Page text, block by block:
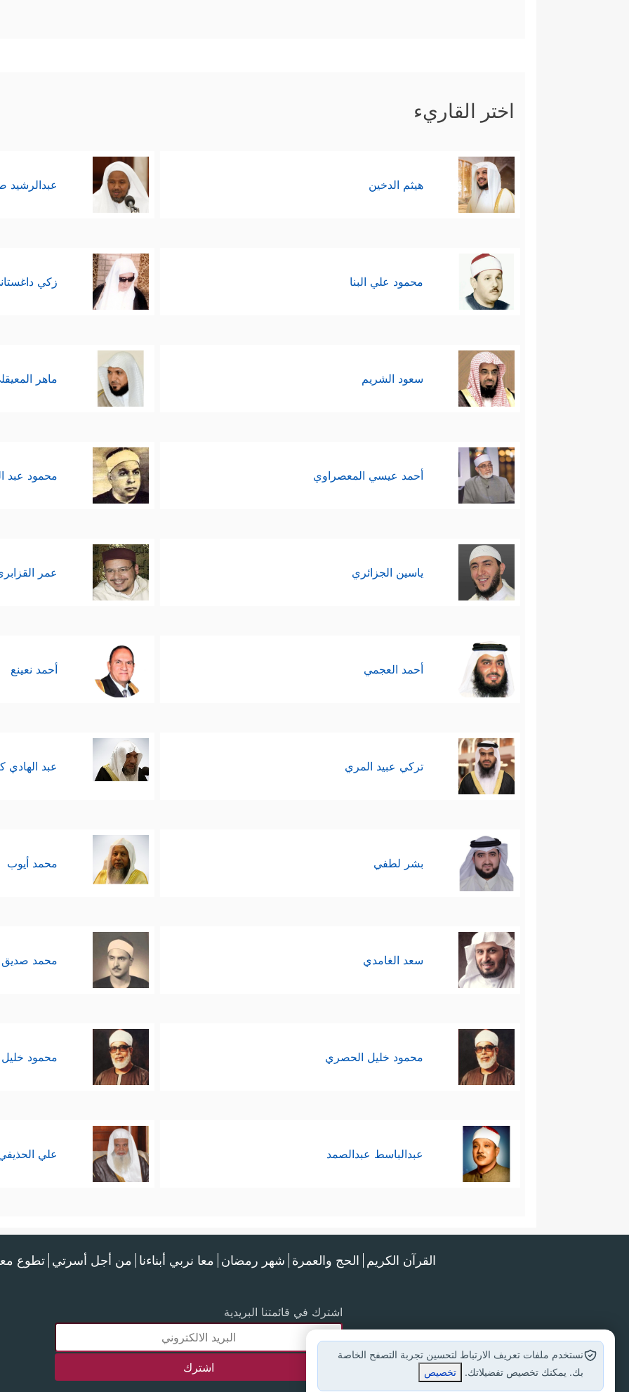
اختر القاريء
هيثم الدخين عبدالرشيد
محمود علي البنا زكي
سعود الشريم ماهر
أحمد عيسي المعصراوي محمود عبد
ياسين الجزائري عمر
أحمد العجمي أحمد نعينع
تركي عبيد المري عبد الهادي
بشر لطفي محمد أيوب
سعد الغامدي محمد صديق
محمود خليل الحصري محمود
عبدالباسط عبدالصمد علي
القرآن الكريم الحج والعمرة شهر رمضان معا نربي أبناءنا من أجل أسرتي تطوع
اشترك في قائمتنا البريدية
نستخدم ملفات تعريف الارتباط لتحسين تجربة التصفح الخاصة
بك. يمكنك تخصيص تفضيلاتك.
تخصيص